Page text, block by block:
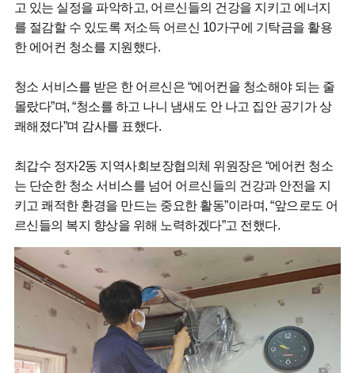
고 있는 실정을 파악하고, 어르신들의 건강을 지키고 에너지
를 절감할 수 있도록 저소득 어르신 10가구에 기탁금을 활용
한 에어컨 청소를 지원했다.
청소 서비스를 받은 한 어르신은 “에어컨을 청소해야 되는 줄
몰랐다”며, “청소를 하고 나니 냄새도 안 나고 집안 공기가 상
쾌해졌다”며 감사를 표했다.
최갑수 정자2동 지역사회보장협의체 위원장은 “에어컨 청소
는 단순한 청소 서비스를 넘어 어르신들의 건강과 안전을 지
키고 쾌적한 환경을 만드는 중요한 활동”이라며, “앞으로도 어
르신들의 복지 향상을 위해 노력하겠다”고 전했다.